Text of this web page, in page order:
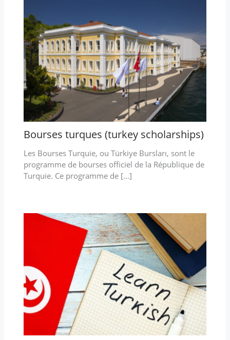
Bourses turques (turkey scholarships)
Les Bourses Turquie, ou Türkiye Bursları, sont le
programme de bourses officiel de la République de
Turquie. Ce programme de […]